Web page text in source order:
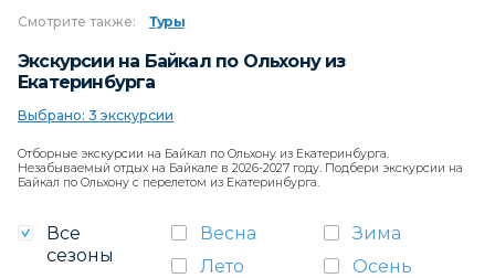
Смотрите также: Туры
Экскурсии на Байкал по Ольхону из
Екатеринбурга
Выбрано: 3 экскурсии
Отборные экскурсии на Байкал по Ольхону из Екатеринбурга.
Незабываемый отдых на Байкале в 2026-2027 году. Подбери экскурсии на
Байкал по Ольхону с перелетом из Екатеринбурга.
Все
сезоны
Весна
Зима
Лето
Осень